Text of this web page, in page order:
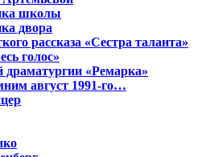
школы
двора
рассказа «Сестра таланта»
голос»
драматургии «Ремарка»
август 1991-го…